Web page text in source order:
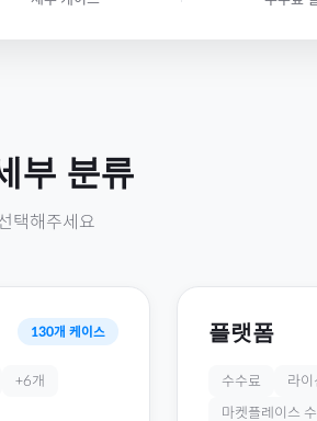
부 분류
택해주세요
130개 케이스
+6개
플랫폼
수수료 라이
마켓플레이스